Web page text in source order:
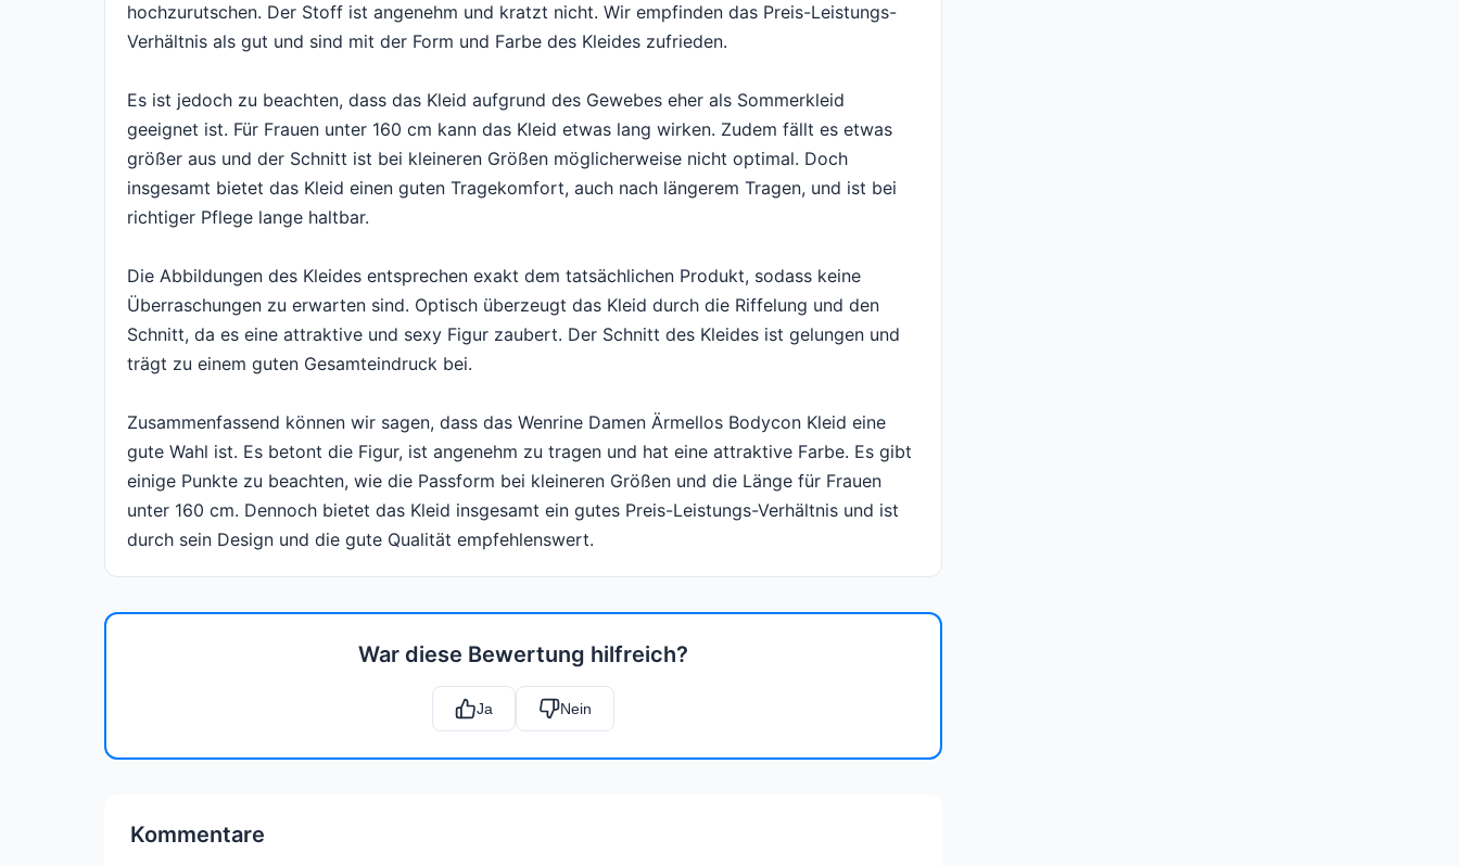
hochzurutschen. Der Stoff ist angenehm und kratzt nicht. Wir empfinden das Preis-Leistungs-
Verhältnis als gut und sind mit der Form und Farbe des Kleides zufrieden.
Es ist jedoch zu beachten, dass das Kleid aufgrund des Gewebes eher als Sommerkleid
geeignet ist. Für Frauen unter 160 cm kann das Kleid etwas lang wirken. Zudem fällt es etwas
größer aus und der Schnitt ist bei kleineren Größen möglicherweise nicht optimal. Doch
insgesamt bietet das Kleid einen guten Tragekomfort, auch nach längerem Tragen, und ist bei
richtiger Pflege lange haltbar.
Die Abbildungen des Kleides entsprechen exakt dem tatsächlichen Produkt, sodass keine
Überraschungen zu erwarten sind. Optisch überzeugt das Kleid durch die Riffelung und den
Schnitt, da es eine attraktive und sexy Figur zaubert. Der Schnitt des Kleides ist gelungen und
trägt zu einem guten Gesamteindruck bei.
Zusammenfassend können wir sagen, dass das Wenrine Damen Ärmellos Bodycon Kleid eine
gute Wahl ist. Es betont die Figur, ist angenehm zu tragen und hat eine attraktive Farbe. Es gibt
einige Punkte zu beachten, wie die Passform bei kleineren Größen und die Länge für Frauen
unter 160 cm. Dennoch bietet das Kleid insgesamt ein gutes Preis-Leistungs-Verhältnis und ist
durch sein Design und die gute Qualität empfehlenswert.
War diese Bewertung hilfreich?
Ja Nein
Kommentare